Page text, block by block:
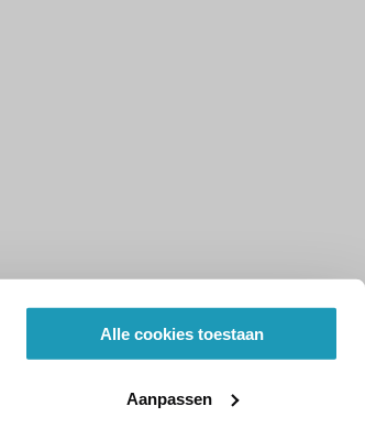
Alle cookies toestaan
Aanpassen